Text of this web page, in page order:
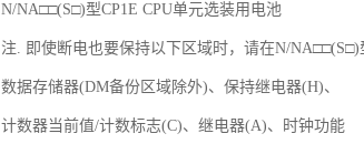
N/NA□□(S□)型CP1E CPU单元选装用电池
注. 即使断电也要保持以下区域时，请在N/NA□□(S□)
数据存储器(DM备份区域除外)、保持继电器(H)、
计数器当前值/计数标志(C)、继电器(A)、时钟功能